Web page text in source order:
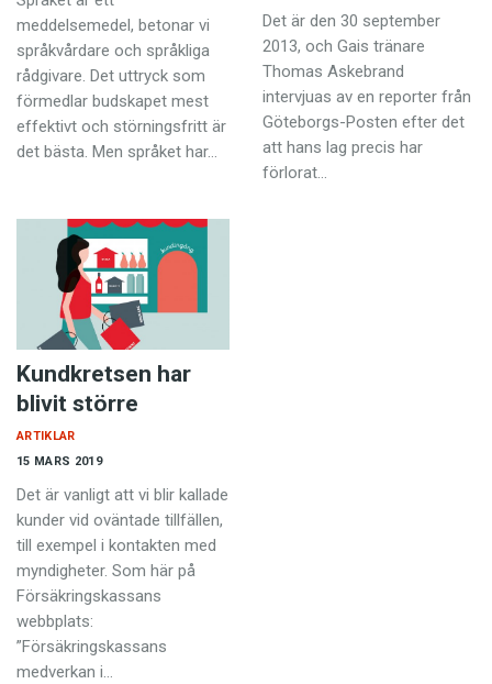
meddelsemedel, betonar vi
språkvårdare och språkliga
rådgivare. Det uttryck som
förmedlar budskapet mest
effektivt och störningsfritt är
det bästa. Men språket har…
Det är den 30 september
2013, och Gais tränare
Thomas Askebrand
intervjuas av en reporter från
Göteborgs-Posten efter det
att hans lag precis har
förlorat…
Kundkretsen har
blivit större
15 MARS 2019
ARTIKLAR
Det är vanligt att vi blir kallade
kunder vid oväntade tillfällen,
till exempel i kontakten med
myndigheter. Som här på
Försäkringskassans
webbplats:
”Försäkringskassans
medverkan i…